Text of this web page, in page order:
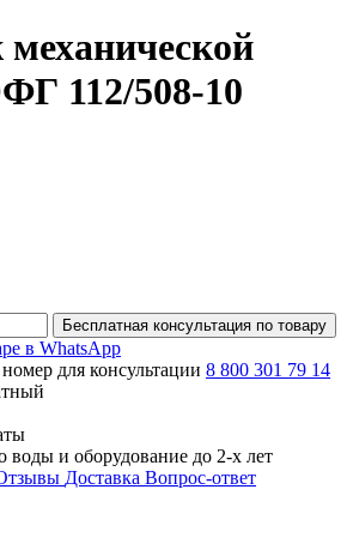
112/508-10
Бесплатная консультация по товару
в WhatsApp
для консультации 8 800 301 79 14
воды и оборудование до 2-х лет
Доставка Вопрос-ответ